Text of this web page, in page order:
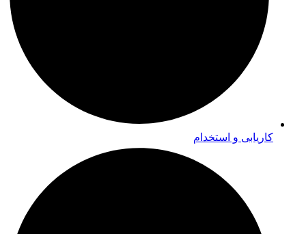
کاریابی و استخدام